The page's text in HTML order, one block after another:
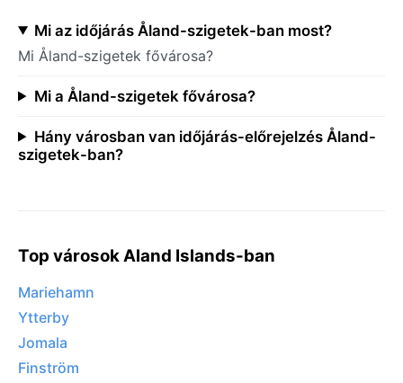
Mi az időjárás Åland-szigetek-ban most?
Mi Åland-szigetek fővárosa?
Mi a Åland-szigetek fővárosa?
Hány városban van időjárás-előrejelzés Åland-
szigetek-ban?
Top városok Aland Islands-ban
Mariehamn
Ytterby
Jomala
Finström